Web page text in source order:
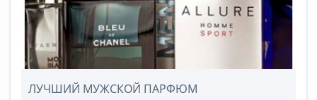
ЛУЧШИЙ МУЖСКОЙ ПАРФЮМ